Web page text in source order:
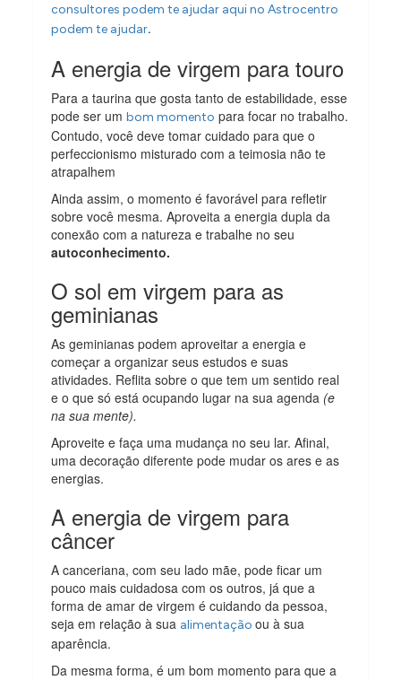
consultores podem te ajudar aqui no Astrocentro
podem te ajudar.
A energia de virgem para touro
Para a taurina que gosta tanto de estabilidade, esse
pode ser umbom momento para focar no trabalho.
Contudo, você deve tomar cuidado para que o
perfeccionismo misturado com a teimosia não te
atrapalhem
Ainda assim, o momento é favorável para refletir
sobre você mesma. Aproveita a energia dupla da
conexão com a natureza e trabalhe no seu
autoconhecimento.
O sol em virgem para as
geminianas
As geminianas podem aproveitar a energia e
começar a organizar seus estudos e suas
atividades. Reflita sobre o que tem um sentido real
e o que só está ocupando lugar na sua agenda (e
na sua mente).
Aproveite e faça uma mudança no seu lar. Afinal,
uma decoração diferente pode mudar os ares e as
energias.
A energia de virgem para
câncer
A canceriana, com seu lado mãe, pode ficar um
pouco mais cuidadosa com os outros, já que a
forma de amar de virgem é cuidando da pessoa,
seja em relação à sua alimentaçãoou à sua
aparência.
Da mesma forma, é um bom momento para que a